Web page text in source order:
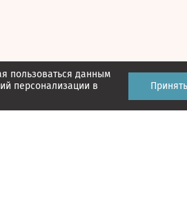
пользоваться данным
персонализации в
Принять